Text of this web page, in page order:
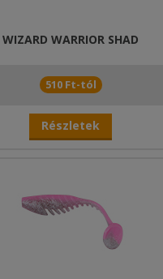
WIZARD WARRIOR SHAD
510 Ft-tól
Részletek